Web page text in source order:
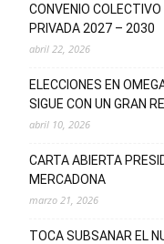
CONVENIO
PRIVADA 2027 – 2030
abril 22, 2026
ELECCIONES EN
SIGUE CON UN GRAN
abril 10, 2026
CARTA ABIERTA
MERCADONA
marzo 21, 2026
TOCA SUBSANAR EL